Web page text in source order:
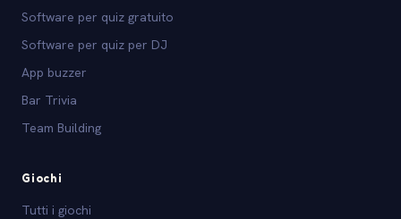
Software per quiz gratuito
Software per quiz per DJ
App buzzer
Bar Trivia
Team Building
Giochi
Tutti i giochi